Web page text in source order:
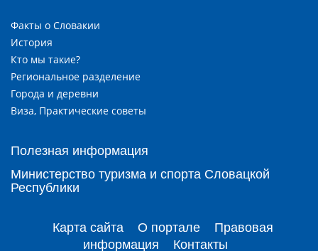
Факты о Словакии
История
Кто мы такие?
Региональное разделение
Города и деревни
Виза, Практические советы
Полезная информация
Министерство туризма и спорта Словацкой
Республики
Карта сайта О портале
Правовая
информация
Контакты